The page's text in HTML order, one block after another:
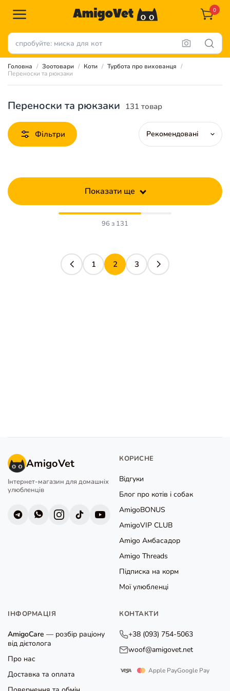
0
Головна Зоотовари Коти
Турбота про вихованця
Переноски та рюкзаки
Переноски та рюкзаки 131 товар
Фільтри
Показати ще
96 з 131
1 2 3
AmigoVet
Інтернет-магазин для домашніх
улюбленців
КОРИСНЕ
Відгуки
Блог про котів і собак
AmigoBONUS
AmigoVIP CLUB
Amigo Амбасадор
Amigo Threads
Підписка на корм
Мої улюбленці
ІНФОРМАЦІЯ
AmigoCare — розбір раціону
від дієтолога
Про нас
Доставка та оплата
КОНТАКТИ
+38 (093) 754-5063
woof@amigovet.net
Apple PayGoogle Pay